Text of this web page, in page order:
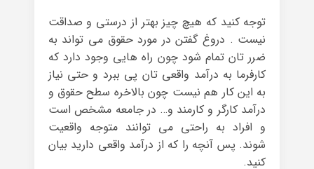
توجه کنید که هیچ چیز بهتر از درستی و صداقت
نیست . دروغ گفتن در مورد حقوق می تواند به
ضرر تان تمام شود چون راه هایی وجود دارد که
کارفرما به درآمد واقعی تان پی ببرد و حتی نیاز
به این کار هم نیست چون بالاخره سطح حقوق و
درآمد کارگر و کارمند و… در جامعه مشخص است
و افراد به راحتی می توانند متوجه واقعیت
شوند. پس آنچه را که از درآمد واقعی دارید بیان
کنید.